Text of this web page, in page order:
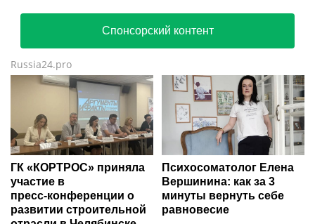
Спонсорский контент
Russia24.pro
ГК «КОРТРОС» приняла
участие в
пресс‑конференции о
развитии строительной
Психосоматолог Елена
Вершинина: как за 3
минуты вернуть себе
равновесие